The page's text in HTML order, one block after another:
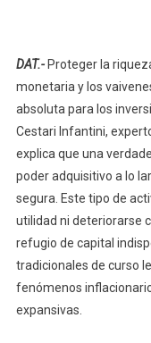
DAT.-Proteger la
monetaria y los
absoluta para los
Cestari Infantini,
explica que una
poder adquisitivo a lo
segura. Este tipo de
utilidad ni deteriorarse
refugio de capital
tradicionales de curso
fenómenos
expansivas.